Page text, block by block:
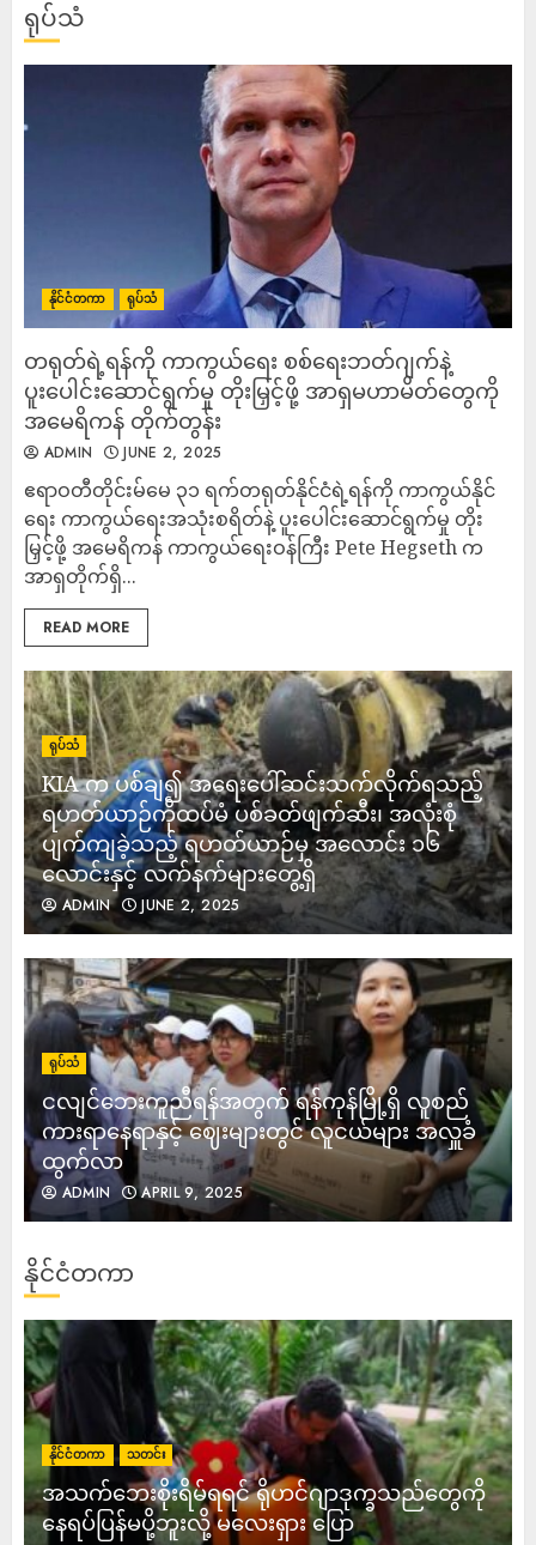
ရုပ်သံ
နိုင်ငံတကာ ရုပ်သံ
တရုတ်ရဲ့ရန်ကို ကာကွယ်ရေး စစ်ရေးဘတ်ဂျက်နဲ့
ပူးပေါင်းဆောင်ရွက်မှု တိုးမြှင့်ဖို့ အာရှမဟာမိတ်တွေကို
အမေရိကန် တိုက်တွန်း
ADMIN JUNE 2, 2025
ဧရာဝတီတိုင်းမ်မေ ၃၁ ရက်တရုတ်နိုင်ငံရဲ့ရန်ကို ကာကွယ်နိုင်
ရေး ကာကွယ်ရေးအသုံးစရိတ်နဲ့ ပူးပေါင်းဆောင်ရွက်မှု တိုး
မြှင့်ဖို့ အမေရိကန် ကာကွယ်ရေးဝန်ကြီး Pete Hegseth က
အာရှတိုက်ရှိ...
READ MORE
ရုပ်သံ
KIA က ပစ်ချ၍ အရေးပေါ်ဆင်းသက်လိုက်ရသည့်
ရဟတ်ယာဉ်ကိုထပ်မံ ပစ်ခတ်ဖျက်ဆီး၊ အလုံးစုံ
ပျက်ကျခဲ့သည့် ရဟတ်ယာဉ်မှ အလောင်း ၁၆
လောင်းနှင့် လက်နက်များတွေ့ရှိ
ADMIN JUNE 2, 2025
ရုပ်သံ
ငလျင်ဘေးကူညီရန်အတွက် ရန်ကုန်မြို့ရှိ လူစည်
ကားရာနေရာနှင့် ဈေးများတွင် လူငယ်များ အလှူခံ
ထွက်လာ
ADMIN APRIL 9, 2025
နိုင်ငံတကာ
နိုင်ငံတကာ သတင်း
အသက်ဘေးစိုးရိမ်ရရင် ရိုဟင်ဂျာဒုက္ခသည်တွေကို
နေရပ်ပြန်မပို့ဘူးလို့ မလေးရှား ပြော